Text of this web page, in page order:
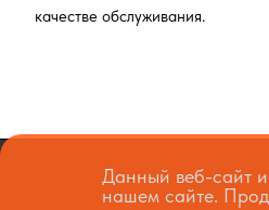
качестве обслуживания.
Данный веб-сайт
нашем сайте.